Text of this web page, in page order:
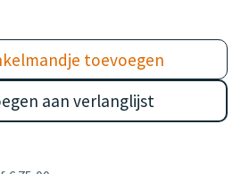
toevoegen
aan verlanglijst